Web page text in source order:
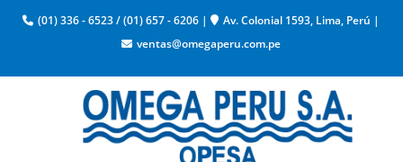
(01) 336 - 6523/(01) 657 - 6206 | Av. Colonial 1593, Lima, Perú |
ventas@omegaperu.com.pe